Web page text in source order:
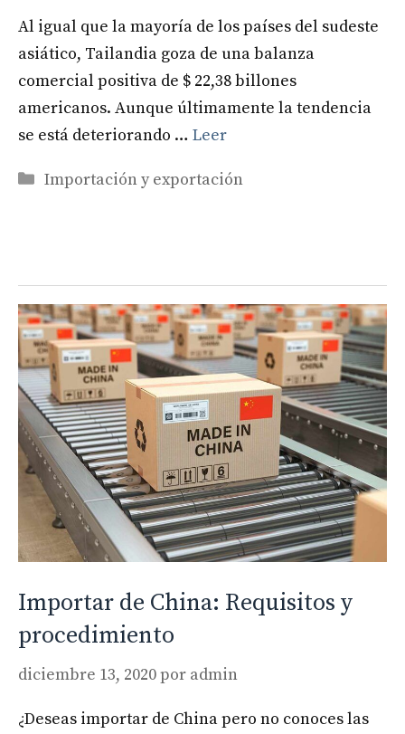
Al igual que la mayoría de los países del sudeste
asiático, Tailandia goza de una balanza
comercial positiva de $ 22,38 billones
americanos. Aunque últimamente la tendencia
se está deteriorando … Leer
Categorías
Importación y exportación
Importar de China: Requisitos y
procedimiento
diciembre 13, 2020por admin
¿Deseas importar de China pero no conoces las